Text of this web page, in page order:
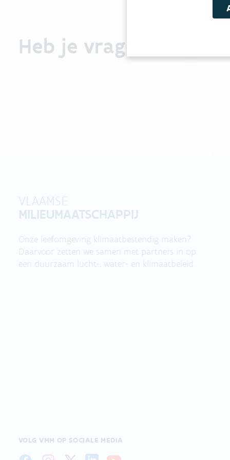
Heb je vragen?
VLAAMSE
MILIEUMAATSCHAPPIJ
Onze leefomgeving klimaatbestendig maken?
Daarvoor zetten we samen met partners in op
een duurzaam lucht-, water- en klimaatbeleid.
VOLG VMM OP SOCIALE MEDIA